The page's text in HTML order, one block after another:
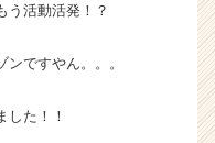
う活動活発！？
ですやん。。。
した！！